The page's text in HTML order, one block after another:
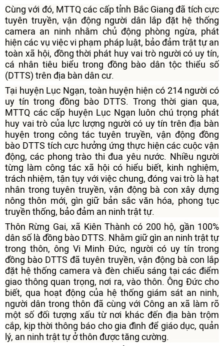
Cùng với đó, MTTQ các cấp tỉnh Bắc Giang đã tích cực
tuyên truyền, vận động người dân lắp đặt hệ thống
camera an ninh nhằm chủ động phòng ngừa, phát
hiện các vụ việc vi phạm pháp luật, bảo đảm trật tự an
toàn xã hội, đồng thời phát huy vai trò người có uy tín,
cá nhân tiêu biểu trong đồng bào dân tộc thiểu số
(DTTS) trên địa bàn dân cư.
Tại huyện Lục Ngạn, toàn huyện hiện có 214 người có
uy tín trong đồng bào DTTS. Trong thời gian qua,
MTTQ các cấp huyện Lục Ngạn luôn chú trọng phát
huy vai trò của lực lượng người có uy tín trên địa bàn
huyện trong công tác tuyên truyền, vận động đồng
bào DTTS tích cực hưởng ứng thực hiện các cuộc vận
động, các phong trào thi đua yêu nước. Nhiều người
từng làm công tác xã hội có hiểu biết, kinh nghiệm,
trách nhiệm, tận tụy với việc chung, đóng vai trò là hạt
nhân trong tuyên truyền, vận động bà con xây dựng
nông thôn mới, gìn giữ bản sắc văn hóa, phong tục
truyền thống, bảo đảm an ninh trật tự.
Thôn Rừng Gai, xã Kiên Thành có 200 hộ, gần 100%
dân số là đồng bào DTTS. Nhằm giữ gìn an ninh trật tự
trong thôn, ông Vi Minh Đức, người có uy tín trong
đồng bào DTTS đã tuyên truyền, vận động bà con lắp
đặt hệ thống camera và đèn chiếu sáng tại các điểm
giao thông quan trọng, nơi ra, vào thôn. Ông Đức cho
biết, qua hoạt động của hệ thống giám sát an ninh,
người dân trong thôn đã cùng với Công an xã làm rõ
một số đối tượng xấu từ nơi khác đến địa bàn trộm
cắp, kịp thời thông báo cho gia đình để giáo dục, quản
lý, an ninh trật tự ở thôn được tăng cường.